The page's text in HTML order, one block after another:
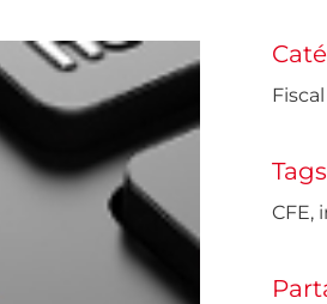
Fiscal
Tags
CFE,